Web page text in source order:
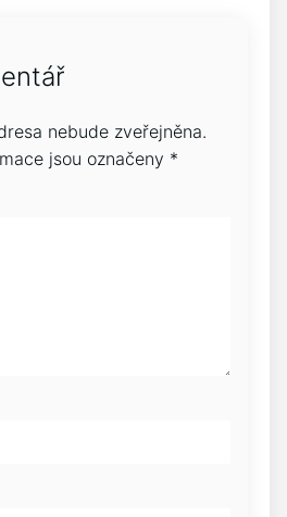
nebude zveřejněna.
jsou označeny *